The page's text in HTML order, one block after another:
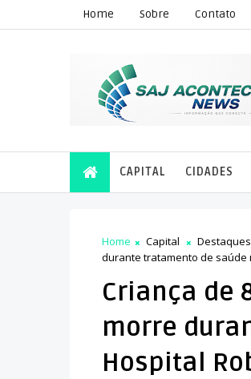
Home Sobre Contato
CAPITAL CIDADES
Home Capital Destaques
durante tratamento de saúde
Criança de
morre
Hospital